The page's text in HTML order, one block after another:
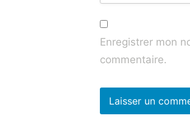
Enregistrer mon
commentaire.